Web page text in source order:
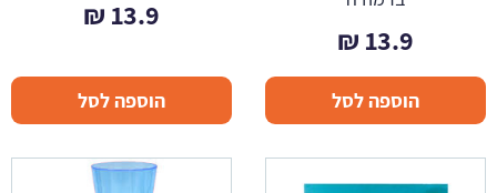
13.9
₪
הוספה לסל
13.9
₪
הוספה לסל